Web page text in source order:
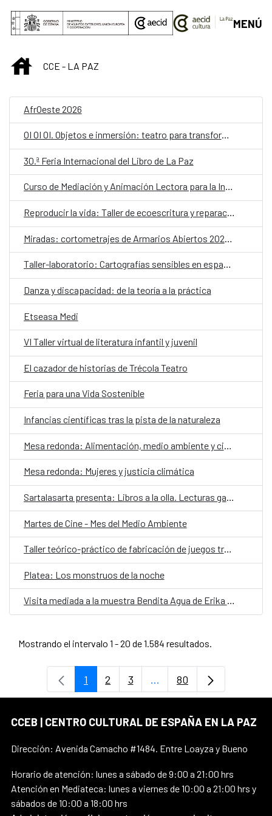
Saltar al contenido principal
MENÚ
INICIOCCE - LA PAZ
AfrOeste 2026
OI OI OI. Objetos e inmersión: teatro para transformar la escuela
30.ª Feria Internacional del Libro de La Paz
Curso de Mediación y Animación Lectora para la Infancia – Lectores sin Frontera
Reproducir la vida: Taller de ecoescritura y reparación
Taller-laboratorio: Cartografías sensibles en espacios públicos
Danza y discapacidad: de la teoría a la práctica
Etseasa Medi
VI Taller virtual de literatura infantil y juvenil
El cazador de historias de Trécola Teatro
Feria para una Vida Sostenible
Infancias científicas tras la pista de la naturaleza
Mesa redonda: Mujeres y justicia climática
Sartalasarta presenta: Libros a la olla. Lecturas gastronómicas a domicilio
Martes de Cine - Mes del Medio Ambiente
Taller teórico-práctico de fabricación de juegos tradicionales
Platea: Los monstruos de la noche
Visita mediada a la muestra Bendita Agua de Erika Ewel
Mostrando el intervalo 1 - 20 de 1.584 resultados.
Página
1 Página
2 Página
3 ...Páginas intermedias
Página
80
CCEB | CENTRO CULTURAL DE ESPAÑA EN LA PAZ
Dirección: Avenida Camacho #1484. Entre Loayza y Bueno
Horario de atención: lunes a sábado de 9:00 a 21:00 hrs
Atención en Mediateca: lunes a viernes de 10:00 a 21:00 hrs y
sábados de 10:00 a 18:00 hrs